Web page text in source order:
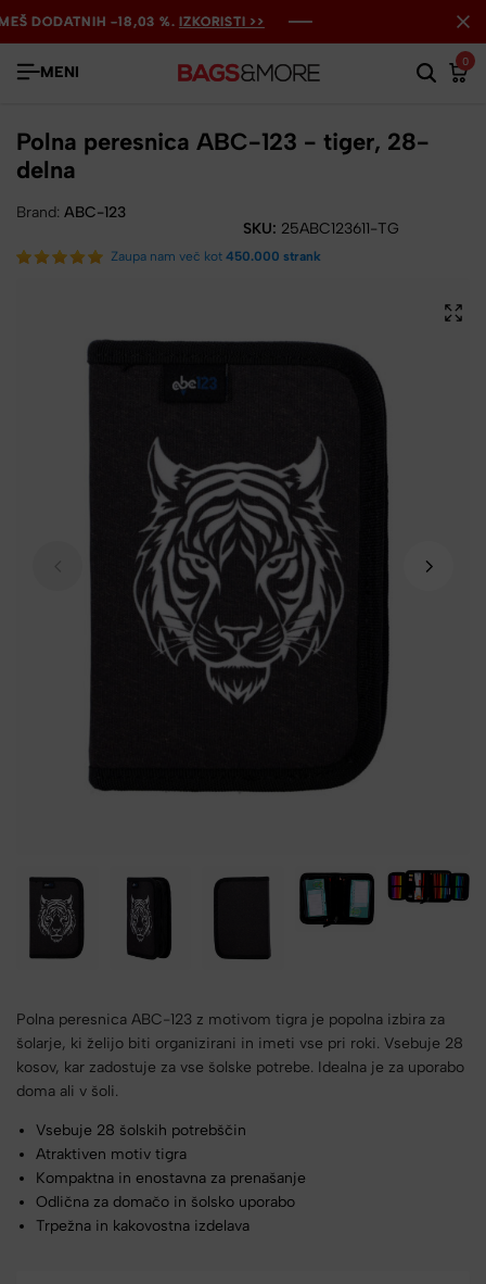
DODATNIH -18,03 %. IZKORISTI >>
DODATNIH -18,03 %. IZKORISTI >>
DODATNIH -18,03 %. IZKORISTI >>
MENI
0
Polna peresnica ABC-123 - tiger, 28-
delna
Brand: ABC-123
SKU: 25ABC123611-TG
Zaupa nam več kot 450.000 strank
Polna peresnica ABC-123 z motivom tigra je popolna izbira za
šolarje, ki želijo biti organizirani in imeti vse pri roki. Vsebuje 28
kosov, kar zadostuje za vse šolske potrebe. Idealna je za uporabo
doma ali v šoli.
Vsebuje 28 šolskih potrebščin
Atraktiven motiv tigra
Kompaktna in enostavna za prenašanje
Odlična za domačo in šolsko uporabo
Trpežna in kakovostna izdelava